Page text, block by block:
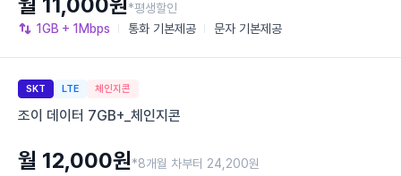
1GB + 1Mbps 통화 기본제공 문자 기본제공
*평생할인
SKT LTE 체인지콘
조이 데이터 7GB+_체인지콘
월 12,000원*8개월 차부터 24,200원